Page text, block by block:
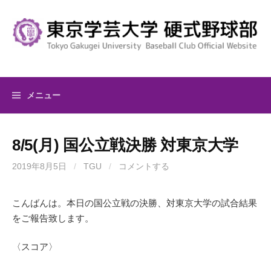
キ
メニュー
8/5(月) 国公立戦決勝 対東京大学
2019年8月5日 / TGU / コメントする
こんばんは。本日の国公立戦の決勝、対東京大学の試合結果
をご報告致します。
〈スコア〉